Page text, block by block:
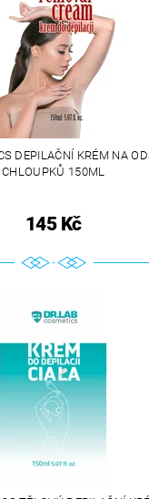
DEPILAČNÍ KRÉM NA
CHLOUPKŮ 150ML
145 Kč